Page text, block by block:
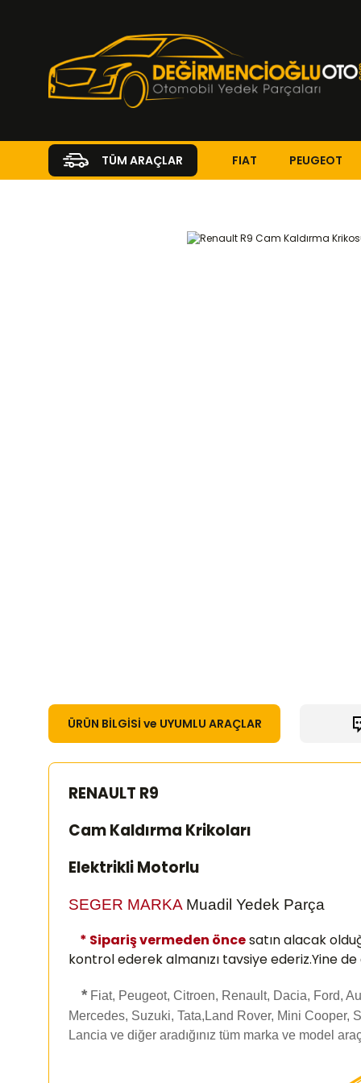
TÜM ARAÇLAR FIAT PEUGEOT
ÜRÜN BİLGİSİ ve UYUMLU ARAÇLAR
RENAULT R9
Cam Kaldırma Krikoları
Elektrikli Motorlu
SEGER MARKA Muadil Yedek Parça
* Sipariş vermeden öncesatın alacak
kontrol ederek almanızı tavsiye ederiz.Yine
* Fiat, Peugeot, Citroen, Renault, Dacia, Ford,
Mercedes, Suzuki, Tata,Land Rover, Mini Cooper,
Lancia ve diğer aradığınız tüm marka ve model